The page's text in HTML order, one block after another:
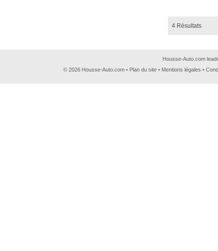
4 Résultats
Housse-Auto.com
© 2026 Housse-Auto.com • Plan du site • Mentions légales •